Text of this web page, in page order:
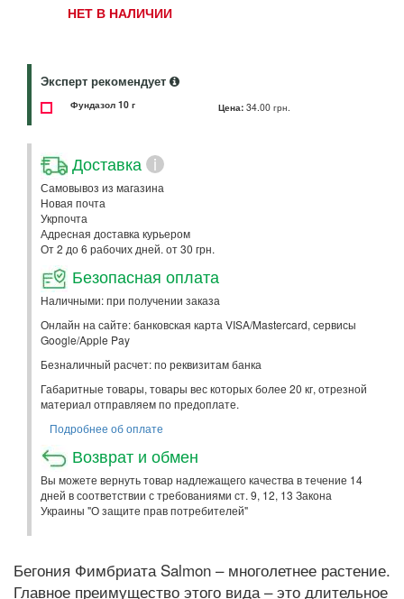
НЕТ В НАЛИЧИИ
Эксперт рекомендует
Фундазол 10 г Цена: 34.00 грн.
Доставка i
Самовывоз из магазина
Новая почта
Укрпочта
Адресная доставка курьером
От 2 до 6 рабочих дней. от 30 грн.
Безопасная оплата
Наличными: при получении заказа
Онлайн на сайте: банковская карта VISA/Mastercard, сервисы
Google/Apple Pay
Безналичный расчет: по реквизитам банка
Габаритные товары, товары вес которых более 20 кг, отрезной
материал отправляем по предоплате.
Подробнее об оплате
Возврат и обмен
Вы можете вернуть товар надлежащего качества в течение 14
дней в соответствии с требованиями ст. 9, 12, 13 Закона
Украины "О защите прав потребителей"
Бегония Фимбриата Salmon – многолетнее растение.
Главное преимущество этого вида – это длительное